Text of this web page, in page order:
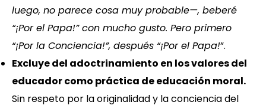
luego, no parece cosa muy probable—, beberé
“¡Por el Papa!” con mucho gusto. Pero primero
“¡Por la Conciencia!”, después “¡Por el Papa!”.
Excluye del adoctrinamiento en los valores del
educador como práctica de educación moral.
Sin respeto por la originalidad y la conciencia del